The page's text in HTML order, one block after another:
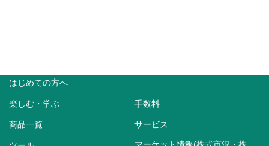
はじめての方へ
楽しむ・学ぶ 手数料
商品一覧 サービス